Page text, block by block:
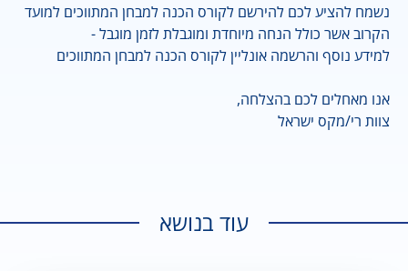
נשמח להציע לכם להירשם לקורס הכנה למבחן המתווכים למועד
הקרוב אשר כולל הנחה מיוחדת ומוגבלת לזמן מוגבל -
למידע נוסף והרשמה אונליין לקורס הכנה למבחן המתווכים
אנו מאחלים לכם בהצלחה,
צוות רי/מקס ישראל
עוד בנושא